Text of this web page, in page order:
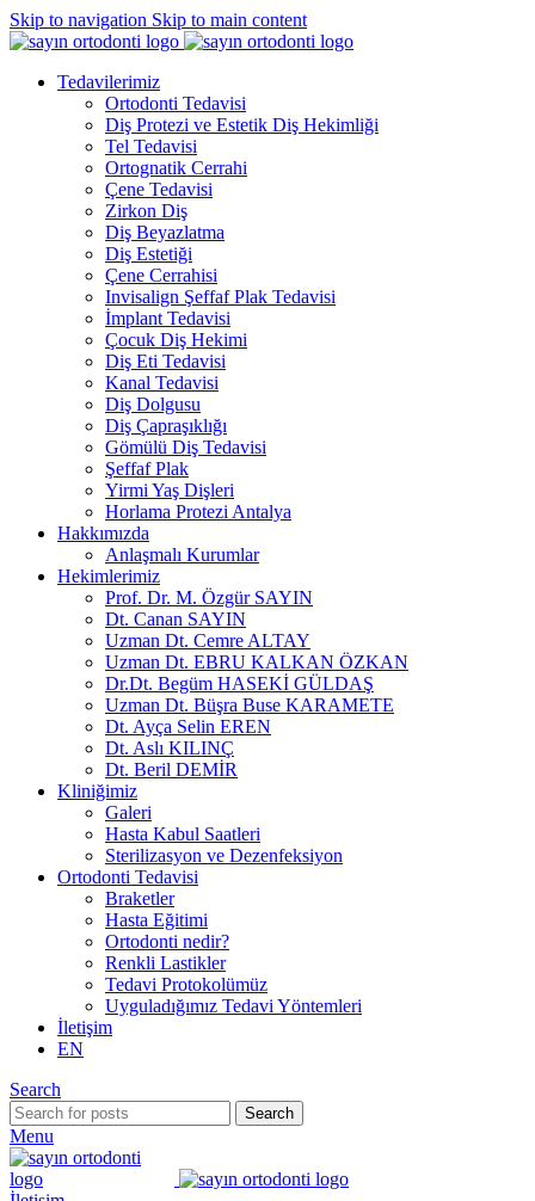
Skip to navigation Skip to main content
Tedavilerimiz
Ortodonti Tedavisi
Diş Protezi ve Estetik Diş Hekimliği
Tel Tedavisi
Ortognatik Cerrahi
Çene Tedavisi
Zirkon Diş
Diş Beyazlatma
Diş Estetiği
Çene Cerrahisi
Invisalign Şeffaf Plak Tedavisi
İmplant Tedavisi
Çocuk Diş Hekimi
Diş Eti Tedavisi
Kanal Tedavisi
Diş Dolgusu
Diş Çapraşıklığı
Gömülü Diş Tedavisi
Şeffaf Plak
Yirmi Yaş Dişleri
Horlama Protezi Antalya
Hakkımızda
Anlaşmalı Kurumlar
Hekimlerimiz
Prof. Dr. M. Özgür SAYIN
Dt. Canan SAYIN
Uzman Dt. Cemre ALTAY
Uzman Dt. EBRU KALKAN ÖZKAN
Dr.Dt. Begüm HASEKİ GÜLDAŞ
Uzman Dt. Büşra Buse KARAMETE
Dt. Ayça Selin EREN
Dt. Aslı KILINÇ
Dt. Beril DEMİR
Kliniğimiz
Galeri
Hasta Kabul Saatleri
Sterilizasyon ve Dezenfeksiyon
Ortodonti Tedavisi
Braketler
Hasta Eğitimi
Ortodonti nedir?
Renkli Lastikler
Tedavi Protokolümüz
Uyguladığımız Tedavi Yöntemleri
İletişim
EN
Search
Search
Menu